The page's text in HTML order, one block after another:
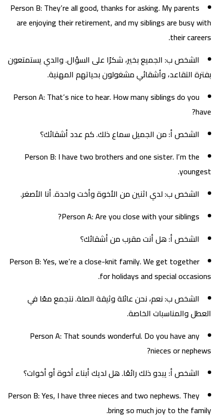
Person B: They’re all good, thanks for asking. My parents
are enjoying their retirement, and my siblings are busy with
their careers.
الشخص ب: الجميع بخير، شكرًا على السؤال. والدي يستمتعون
بفترة التقاعد، وأشقائي مشغولون بحياتهم المهنية.
Person A: That’s nice to hear. How many siblings do you
have?
الشخص أ: من الجميل سماع ذلك. كم عدد أشقائك؟
Person B: I have two brothers and one sister. I’m the
youngest.
الشخص ب: لدي اثنين من الأخوة وأخت واحدة. أنا الأصغر.
Person A: Are you close with your siblings?
الشخص أ: هل أنت مقرب من أشقائك؟
Person B: Yes, we’re a close-knit family. We get together
for holidays and special occasions.
الشخص ب: نعم، نحن عائلة وثيقة الصلة. نتجمع معًا في
العطل والمناسبات الخاصة.
Person A: That sounds wonderful. Do you have any
nieces or nephews?
الشخص أ: يبدو ذلك رائعًا. هل لديك أبناء أخوة أو أخوات؟
Person B: Yes, I have three nieces and two nephews. They
bring so much joy to the family.